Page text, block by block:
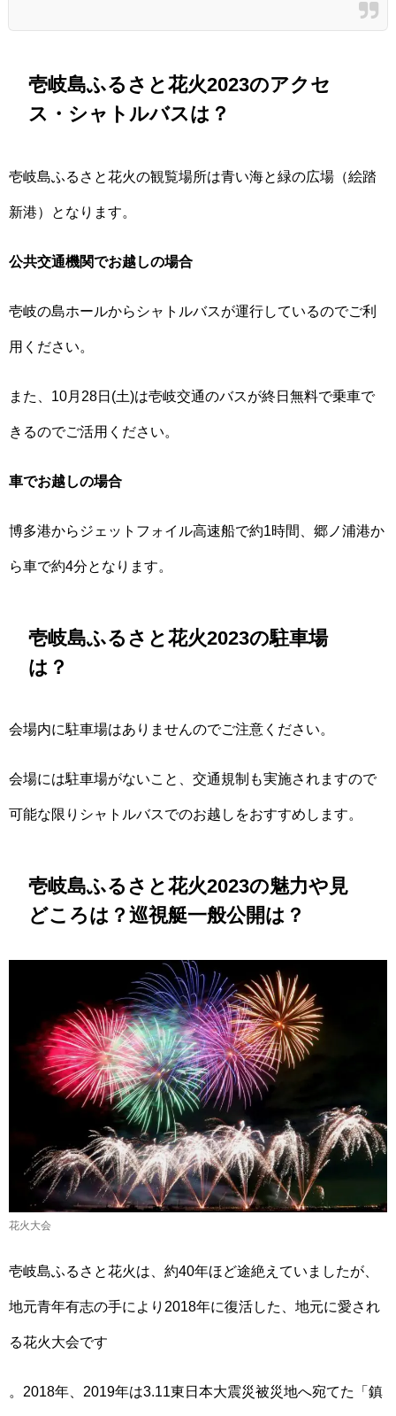
壱岐島ふるさと花火2023のアクセ
ス・シャトルバスは？
壱岐島ふるさと花火の観覧場所は青い海と緑の広場（絵踏
新港）となります。
公共交通機関でお越しの場合
壱岐の島ホールからシャトルバスが運行しているのでご利
用ください。
また、10月28日(土)は壱岐交通のバスが終日無料で乗車で
きるのでご活用ください。
車でお越しの場合
博多港からジェットフォイル高速船で約1時間、郷ノ浦港か
ら車で約4分となります。
壱岐島ふるさと花火2023の駐車場
は？
会場内に駐車場はありませんのでご注意ください。
会場には駐車場がないこと、交通規制も実施されますので
可能な限りシャトルバスでのお越しをおすすめします。
壱岐島ふるさと花火2023の魅力や見
どころは？巡視艇一般公開は？
花火大会
壱岐島ふるさと花火は、約40年ほど途絶えていましたが、
地元青年有志の手により2018年に復活した、地元に愛され
る花火大会です
。2018年、2019年は3.11東日本大震災被災地へ宛てた「鎮